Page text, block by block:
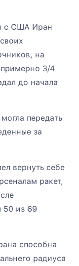
с США Иран
на
3/4
до начала
передать
за
вернуть себе
ракет,
50 из 69
способна
радиуса